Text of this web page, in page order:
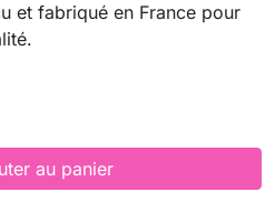
et fabriqué en France pour
au panier